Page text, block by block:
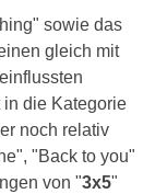
sowie das
gleich mit
in die Kategorie
noch relativ
"Back to you"
von "3x5"